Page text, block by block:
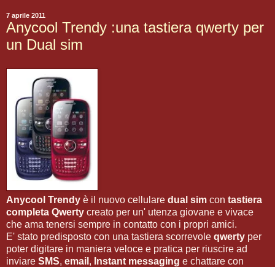
7 aprile 2011
Anycool Trendy :una tastiera qwerty per
un Dual sim
Anycool Trendy è il nuovo cellulare dual sim con tastiera
completa Qwerty creato per un' utenza giovane e vivace
che ama tenersi sempre in contatto con i propri amici.
E' stato predisposto con una tastiera scorrevole qwerty per
poter digitare in maniera veloce e pratica per riuscire ad
inviare SMS, email , Instant messaging e chattare con